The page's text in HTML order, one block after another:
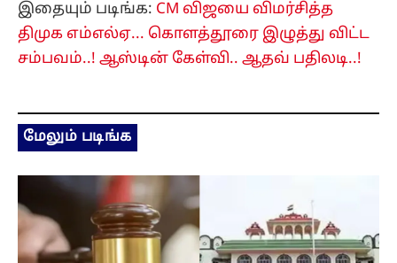
இதையும் படிங்க: CM விஜயை விமர்சித்த
திமுக எம்எல்ஏ... கொளத்தூரை இழுத்து விட்ட
சம்பவம்..! ஆஸ்டின் கேள்வி.. ஆதவ் பதிலடி..!
மேலும் படிங்க